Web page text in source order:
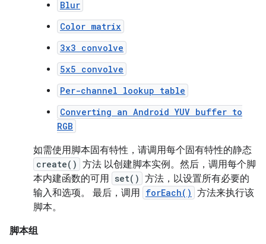
Blur
Color matrix
3x3 convolve
5x5 convolve
Per-channel lookup table
Converting an Android YUV buffer to
RGB
如需使用脚本固有特性，请调用每个固有特性的静态
create() 方法 以创建脚本实例。然后，调用每个脚
本内建函数的可用 set() 方法，以设置所有必要的
输入和选项。 最后，调用 forEach() 方法来执行该
脚本。
脚本组